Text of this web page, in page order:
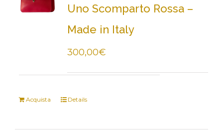
Uno Scomparto Rossa –
Made in Italy
300,00€
Acquista Details